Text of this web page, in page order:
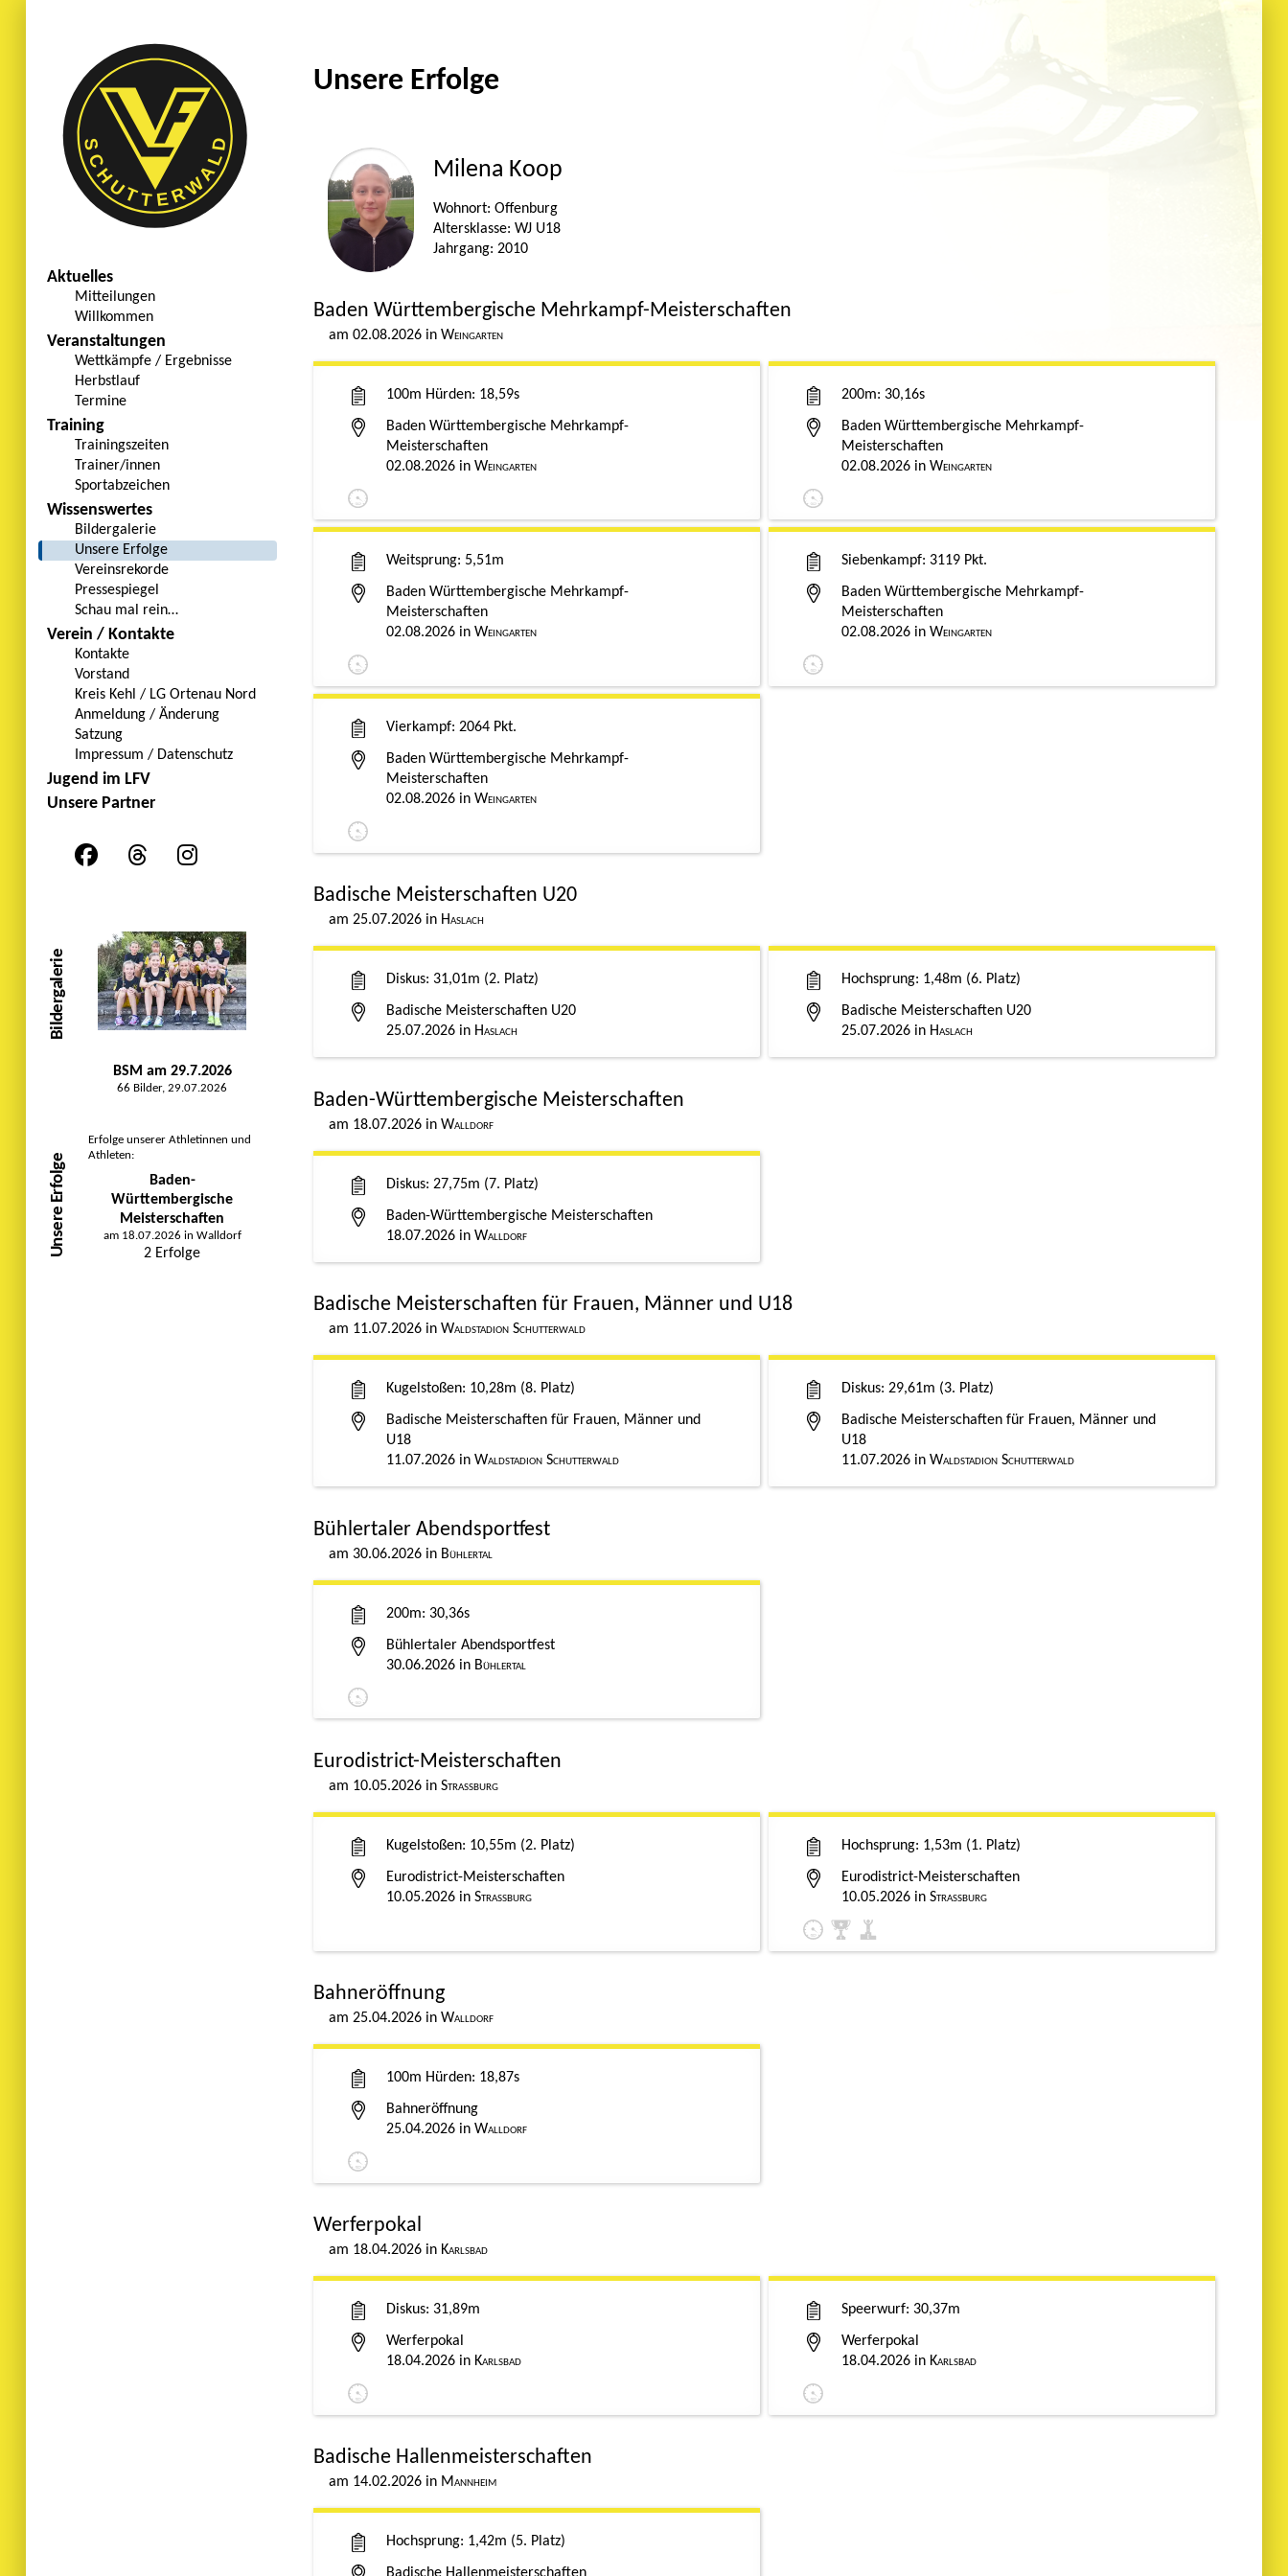
Unsere Erfolge
Milena Koop
Offenburg
WJ U18
2010
Baden Württembergische Mehrkampf-Meisterschaften
02.08.2026 Weingarten
100m Hürden 18,59s
02.08.2026 Weingarten
Baden Württembergische Mehrkampf-
Meisterschaften
200m 30,16s
02.08.2026 Weingarten
Baden Württembergische Mehrkampf-
Meisterschaften
Weitsprung 5,51m
02.08.2026 Weingarten
Baden Württembergische Mehrkampf-
Meisterschaften
Siebenkampf 3119 Pkt.
02.08.2026 Weingarten
Baden Württembergische Mehrkampf-
Meisterschaften
Vierkampf 2064 Pkt.
02.08.2026 Weingarten
Baden Württembergische Mehrkampf-
Meisterschaften
Badische Meisterschaften U20
25.07.2026 Haslach
Diskus 31,01m 2. Platz
25.07.2026 Haslach
Badische Meisterschaften U20
Hochsprung 1,48m 6. Platz
25.07.2026 Haslach
Badische Meisterschaften U20
Baden-Württembergische Meisterschaften
18.07.2026 Walldorf
Diskus 27,75m 7. Platz
18.07.2026 Walldorf
Baden-Württembergische Meisterschaften
Badische Meisterschaften für Frauen, Männer und U18
11.07.2026 Waldstadion Schutterwald
Kugelstoßen 10,28m 8. Platz
11.07.2026 Waldstadion Schutterwald
Badische Meisterschaften für Frauen, Männer und
U18
Diskus 29,61m 3. Platz
11.07.2026 Waldstadion Schutterwald
Badische Meisterschaften für Frauen, Männer und
U18
Bühlertaler Abendsportfest
30.06.2026 Bühlertal
200m 30,36s
30.06.2026 Bühlertal
Bühlertaler Abendsportfest
Eurodistrict-Meisterschaften
10.05.2026 Straßburg
Kugelstoßen 10,55m 2. Platz
10.05.2026 Straßburg
Eurodistrict-Meisterschaften
Hochsprung 1,53m 1. Platz
10.05.2026 Straßburg
Eurodistrict-Meisterschaften
Bahneröffnung
25.04.2026 Walldorf
100m Hürden 18,87s
25.04.2026 Walldorf
Bahneröffnung
Werferpokal
18.04.2026 Karlsbad
Diskus 31,89m
18.04.2026 Karlsbad
Werferpokal
Speerwurf 30,37m
18.04.2026 Karlsbad
Werferpokal
Badische Hallenmeisterschaften
14.02.2026 Mannheim
Hochsprung 1,42m 5. Platz
Aktuelles
Mitteilungen
Willkommen
Veranstaltungen
Wettkämpfe / Ergebnisse
Herbstlauf
Termine
Training
Trainingszeiten
Trainer/innen
Sportabzeichen
Wissenswertes
Bildergalerie
Unsere Erfolge
Vereinsrekorde
Pressespiegel
Schau mal rein…
Verein / Kontakte
Kontakte
Vorstand
Kreis Kehl / LG Ortenau Nord
Anmeldung / Änderung
Satzung
Impressum / Datenschutz
Jugend im LFV
Unsere Partner
Bildergalerie
BSM am 29.7.2026
66 Bilder, 29.07.2026
Unsere Erfolge
Erfolge unserer Athletinnen und
Athleten:
Baden-
Württembergische
Meisterschaften
am 18.07.2026 in Walldorf
2 Erfolge